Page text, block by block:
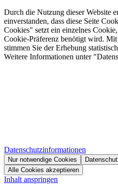
Durch die Nutzung dieser Website
einverstanden, dass diese Seite
Cookies" setzt ein einzelnes
Cookie-Präferenz benötigt wird.
stimmen Sie der Erhebung
Weitere Informationen unter
Datenschutzinformationen
Nur notwendige Cookies
Alle Cookies akzeptieren
Inhalt anspringen